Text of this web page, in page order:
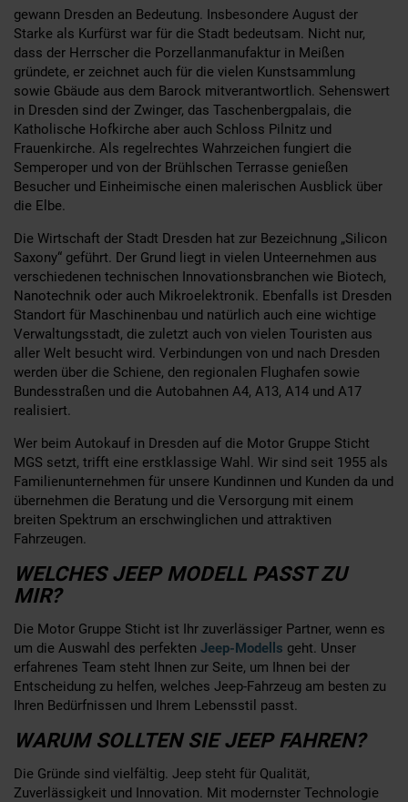
gewann Dresden an Bedeutung. Insbesondere August der
Starke als Kurfürst war für die Stadt bedeutsam. Nicht nur,
dass der Herrscher die Porzellanmanufaktur in Meißen
gründete, er zeichnet auch für die vielen Kunstsammlung
sowie Gbäude aus dem Barock mitverantwortlich. Sehenswert
in Dresden sind der Zwinger, das Taschenbergpalais, die
Katholische Hofkirche aber auch Schloss Pilnitz und
Frauenkirche. Als regelrechtes Wahrzeichen fungiert die
Semperoper und von der Brühlschen Terrasse genießen
Besucher und Einheimische einen malerischen Ausblick über
die Elbe.
Die Wirtschaft der Stadt Dresden hat zur Bezeichnung „Silicon
Saxony“ geführt. Der Grund liegt in vielen Unteernehmen aus
verschiedenen technischen Innovationsbranchen wie Biotech,
Nanotechnik oder auch Mikroelektronik. Ebenfalls ist Dresden
Standort für Maschinenbau und natürlich auch eine wichtige
Verwaltungsstadt, die zuletzt auch von vielen Touristen aus
aller Welt besucht wird. Verbindungen von und nach Dresden
werden über die Schiene, den regionalen Flughafen sowie
Bundesstraßen und die Autobahnen A4, A13, A14 und A17
realisiert.
Wer beim Autokauf in Dresden auf die Motor Gruppe Sticht
MGS setzt, trifft eine erstklassige Wahl. Wir sind seit 1955 als
Familienunternehmen für unsere Kundinnen und Kunden da und
übernehmen die Beratung und die Versorgung mit einem
breiten Spektrum an erschwinglichen und attraktiven
Fahrzeugen.
WELCHES JEEP MODELL PASST ZU
MIR?
Die Motor Gruppe Sticht ist Ihr zuverlässiger Partner, wenn es
um die Auswahl des perfekten Jeep-Modells geht. Unser
erfahrenes Team steht Ihnen zur Seite, um Ihnen bei der
Entscheidung zu helfen, welches Jeep-Fahrzeug am besten zu
Ihren Bedürfnissen und Ihrem Lebensstil passt.
WARUM SOLLTEN SIE JEEP FAHREN?
Die Gründe sind vielfältig. Jeep steht für Qualität,
Zuverlässigkeit und Innovation. Mit modernster Technologie